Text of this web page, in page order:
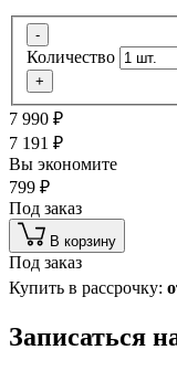
-
Количество
+
7 990 ₽
7 191 ₽
Вы экономите
799 ₽
Под заказ
В корзину
Под заказ
Купить в рассрочку:
Записаться